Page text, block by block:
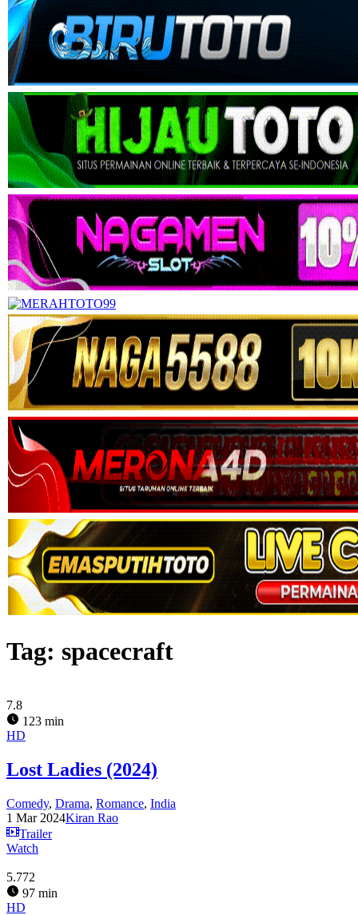
Tag: spacecraft
7.8
123 min
HD
Lost Ladies (2024)
Comedy, Drama, Romance, India
1 Mar 2024Kiran Rao
Trailer
Watch
5.772
97 min
HD